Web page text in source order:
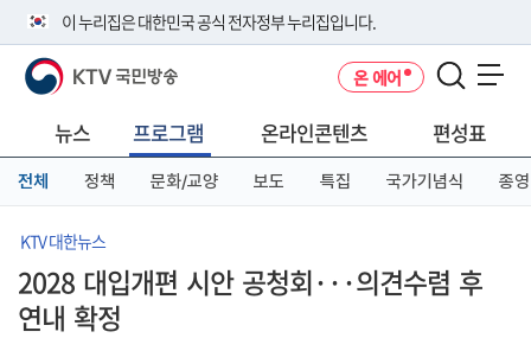
이 누리집은 대한민국 공식 전자정부 누리집입니다.
공식 누리집 주소 확인하기
니다.
이밖에 or.kr 또는 .kr등 다른 도메인 주소를 사용하고 있다면 아래 URL에
서 도메인 주소를 확인해 보세요
KTV 국민방송 온 에어
뉴스 프로그램 온라인콘텐츠 편성표
전체 정책 문화/교양 보도 특집 국가기념식 종영
KTV 대한뉴스
2028 대입개편 시안 공청회···의견수렴 후
연내 확정